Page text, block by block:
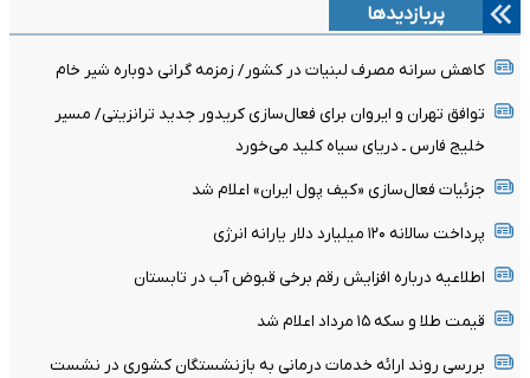
پربازدیدها
کاهش سرانه مصرف لبنیات در کشور/ زمزمه گرانی دوباره شیر خام
توافق تهران و ایروان برای فعال‌سازی کریدور جدید ترانزیتی/ مسیر
خلیج فارس ـ دریای سیاه کلید می‌خورد
جزئیات فعال‌سازی «کیف پول ایران» اعلام شد
پرداخت سالانه ۱۲۰ میلیارد دلار یارانه انرژی
اطلاعیه درباره افزایش رقم برخی قبوض آب در تابستان
قیمت طلا و سکه ۱۵ مرداد اعلام شد
بررسی روند ارائه خدمات درمانی به بازنشستگان کشوری در نشست